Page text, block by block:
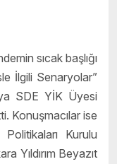
sıcak başlığı
İlgili Senaryolar”
SDE YİK Üyesi
Konuşmacılar ise
Politikaları Kurulu
Yıldırım Beyazıt